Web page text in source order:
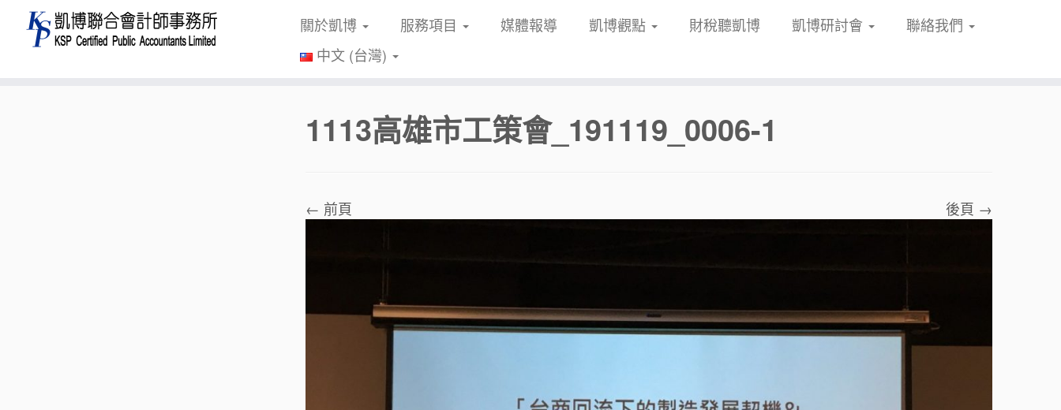
關於凱博 服務項目 媒體報導 凱博觀點 財稅聽凱博 凱博研討會
聯絡我們
中文 (台灣)
1113高雄市工策會_191119_0006-1
← 前頁 後頁 →